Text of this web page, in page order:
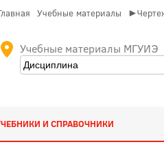
Учебные материалы
Учебные материалы МГУИЭ
И СПРАВОЧНИКИ